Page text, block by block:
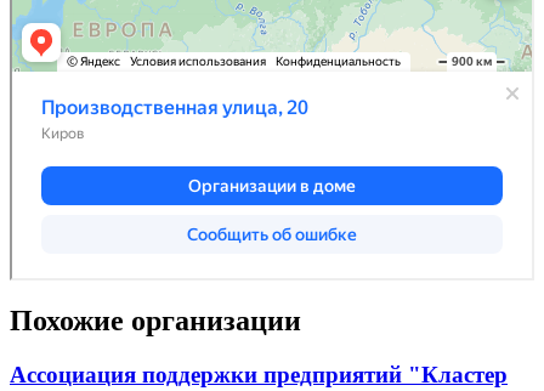
Похожие организации
Ассоциация поддержки предприятий "Кластер